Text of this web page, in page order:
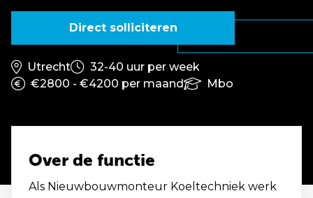
Direct solliciteren
Utrecht
32-40 uur per week
€2800 - €4200 per maand
Mbo
Over de functie
Als Nieuwbouwmonteur Koeltechniek werk